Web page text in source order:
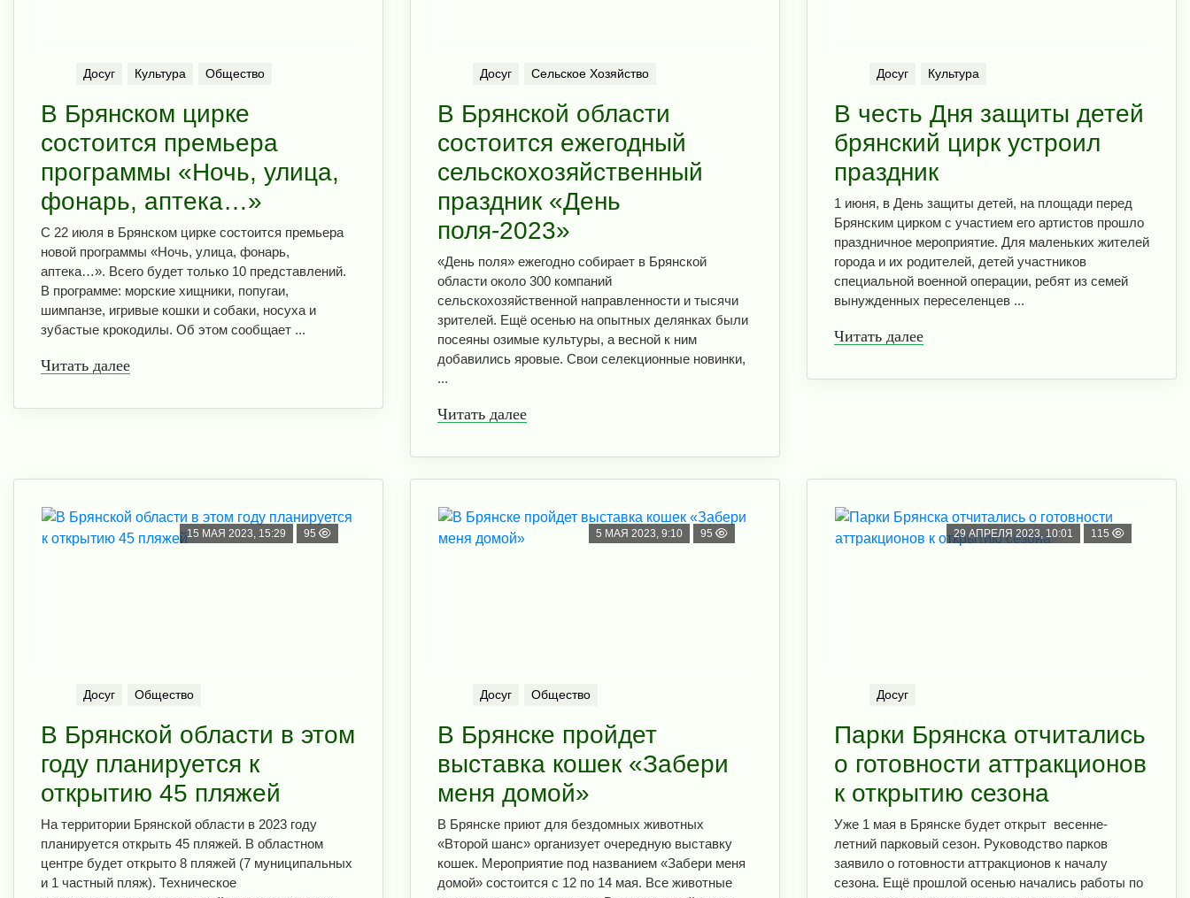
Досуг Культура Общество
В Брянском цирке
состоится премьера
программы «Ночь, улица,
фонарь, аптека…»
С 22 июля в Брянском цирке состоится премьера
новой программы «Ночь, улица, фонарь,
аптека…». Всего будет только 10 представлений.
В программе: морские хищники, попугаи,
шимпанзе, игривые кошки и собаки, носуха и
зубастые крокодилы. Об этом сообщает ...
Читать далее
Досуг Сельское Хозяйство
В Брянской области
состоится ежегодный
сельскохозяйственный
праздник «День
поля-2023»
«День поля» ежегодно собирает в Брянской
области около 300 компаний
сельскохозяйственной направленности и тысячи
зрителей. Ещё осенью на опытных делянках были
посеяны озимые культуры, а весной к ним
добавились яровые. Свои селекционные новинки,
...
Читать далее
Досуг Культура
В честь Дня защиты детей
брянский цирк устроил
праздник
1 июня, в День защиты детей, на площади перед
Брянским цирком с участием его артистов прошло
праздничное мероприятие. Для маленьких жителей
города и их родителей, детей участников
специальной военной операции, ребят из семей
вынужденных переселенцев ...
Читать далее
15 МАЯ 2023, 15:29 95
Досуг Общество
В Брянской области в этом
году планируется к
открытию 45 пляжей
На территории Брянской области в 2023 году
планируется открыть 45 пляжей. В областном
центре будет открыто 8 пляжей (7 муниципальных
и 1 частный пляж). Техническое
5 МАЯ 2023, 9:10 95
Досуг Общество
В Брянске пройдет
выставка кошек «Забери
меня домой»
В Брянске приют для бездомных животных
«Второй шанс» организует очередную выставку
кошек. Мероприятие под названием «Забери меня
домой» состоится с 12 по 14 мая. Все животные
29 АПРЕЛЯ 2023, 10:01 115
Досуг
Парки Брянска отчитались
о готовности аттракционов
к открытию сезона
Уже 1 мая в Брянске будет открыт весенне-
летний парковый сезон. Руководство парков
заявило о готовности аттракционов к началу
сезона. Ещё прошлой осенью начались работы по